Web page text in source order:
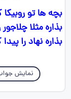
بچه ها تو
بذاره مثلا
بذاره نهاد را
نمایش